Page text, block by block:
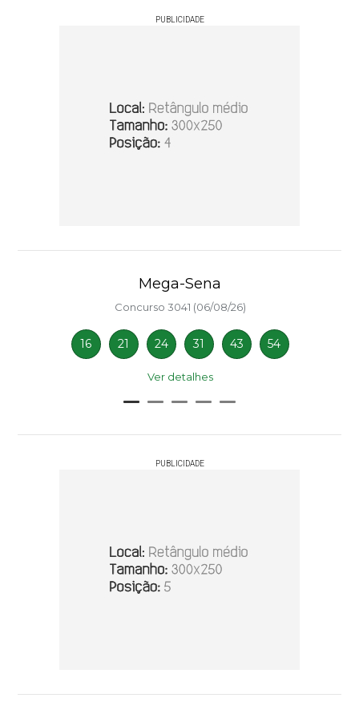
PUBLICIDADE
Mega-Sena
Concurso 3041 (06/08/26)
16 21 24 31 43 54
Ver detalhes
PUBLICIDADE